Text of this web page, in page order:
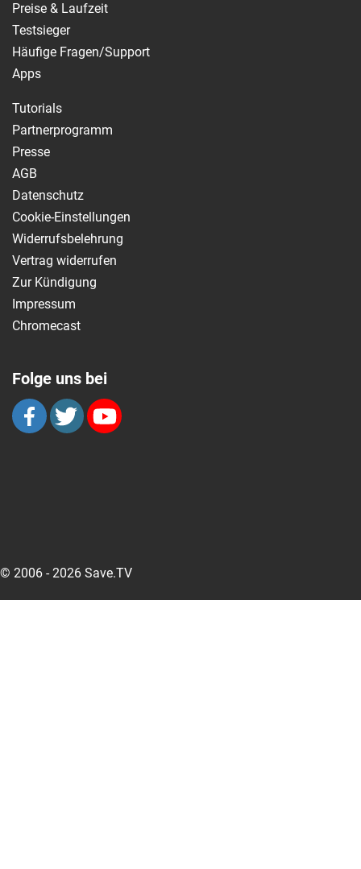
Preise & Laufzeit
Testsieger
Häufige Fragen/Support
Apps
Tutorials
Partnerprogramm
Presse
AGB
Datenschutz
Cookie-Einstellungen
Widerrufsbelehrung
Vertrag widerrufen
Zur Kündigung
Impressum
Chromecast
Folge uns bei
© 2006 - 2026 Save.TV